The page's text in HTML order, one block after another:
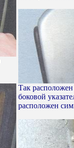
Так
боковой
расположен